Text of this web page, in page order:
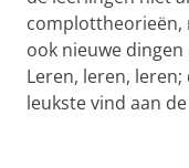
complottheorieën,
ook nieuwe
Leren, leren,
leukste vind aan